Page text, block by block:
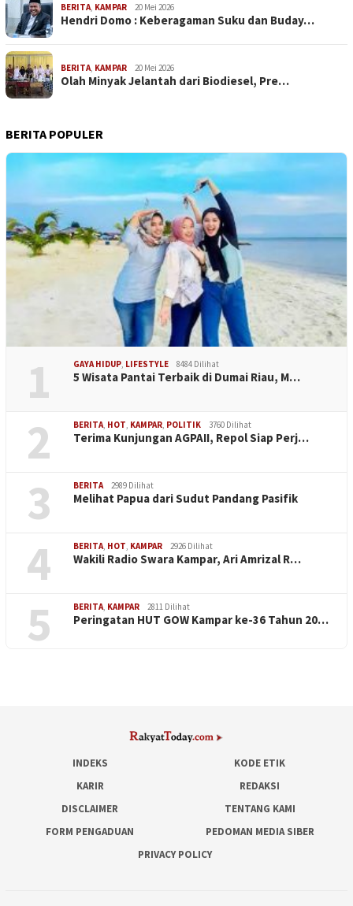
BERITA, KAMPAR 20 Mei 2026
Hendri Domo : Keberagaman Suku dan Buday…
BERITA, KAMPAR 20 Mei 2026
Olah Minyak Jelantah dari Biodiesel, Pre…
BERITA POPULER
1 GAYA HIDUP LIFESTYLE 8484 Dilihat
5 Wisata Pantai Terbaik di Dumai Riau, M…
2 BERITA HOT KAMPAR POLITIK 3760 Dilihat
Terima Kunjungan AGPAII, Repol Siap Perj…
3 BERITA 2989 Dilihat
Melihat Papua dari Sudut Pandang Pasifik
4 BERITA HOT KAMPAR 2926 Dilihat
Wakili Radio Swara Kampar, Ari Amrizal R…
5 BERITA KAMPAR 2811 Dilihat
Peringatan HUT GOW Kampar ke-36 Tahun 20…
INDEKS
KODE ETIK
KARIR
REDAKSI
DISCLAIMER
TENTANG KAMI
FORM PENGADUAN
PEDOMAN MEDIA SIBER
PRIVACY POLICY